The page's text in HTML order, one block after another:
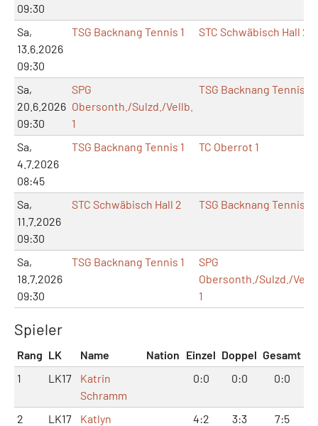
09:30
Sa,
13.6.2026
09:30
TSG Backnang Tennis 1 STC Schwäbisch Hall 2
Sa,
20.6.2026
09:30
SPG
Obersonth./Sulzd./Vellb.
1
TSG Backnang Tennis 1
Sa,
4.7.2026
08:45
TSG Backnang Tennis 1 TC Oberrot 1
Sa,
11.7.2026
09:30
STC Schwäbisch Hall 2 TSG Backnang Tennis 1
Sa,
18.7.2026
09:30
TSG Backnang Tennis 1
SPG
Obersonth./Sulzd./
1
Spieler
Rang LK Name Nation Einzel Doppel Gesamt
1
LK17
Katrin
Schramm
0:0 0:0 0:0
2 LK17
Katlyn
4:2 3:3 7:5